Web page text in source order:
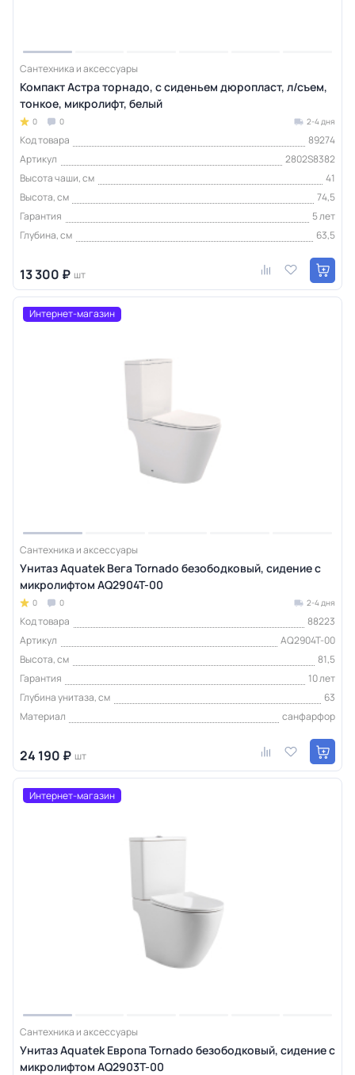
Сантехника и аксессуары
Компакт Астра торнадо, с сиденьем дюропласт, л/съем,
тонкое, микролифт, белый
0 0 2-4 дня
Код товара
89274
Артикул
2802S8382
Высота чаши, см
41
Высота, см
74,5
Гарантия
5 лет
Глубина, см
63,5
13 300 ₽ шт
Интернет-магазин
Сантехника и аксессуары
Унитаз Aquatek Вега Tornado безободковый, сидение с
микролифтом AQ2904T-00
0 0 2-4 дня
Код товара
88223
Артикул
AQ2904T-00
Высота, см
81,5
Гарантия
10 лет
Глубина унитаза, см
63
Материал
санфарфор
24 190 ₽ шт
Интернет-магазин
Сантехника и аксессуары
Унитаз Aquatek Европа Tornado безободковый, сидение с
микролифтом AQ2903T-00